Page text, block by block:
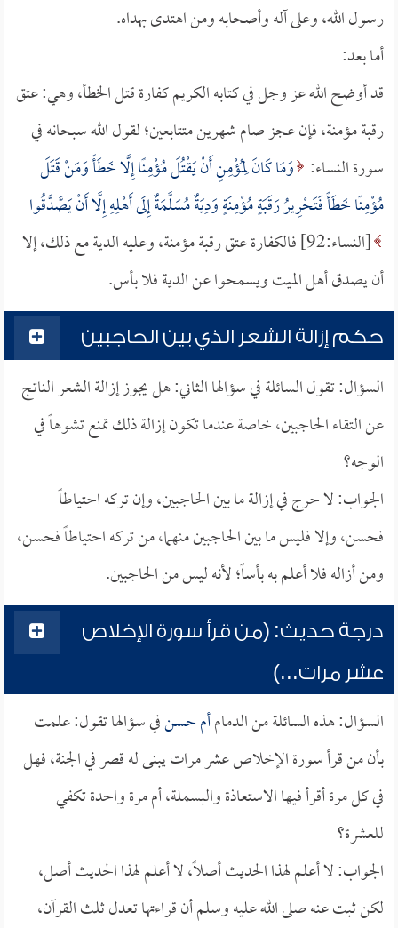
رسول الله، وعلى آله وأصحابه ومن اهتدى بهداه.
أما بعد:
قد أوضح الله عز وجل في كتابه الكريم كفارة قتل الخطأ، وهي: عتق
رقبة مؤمنة، فإن عجز صام شهرين متتابعين؛ لقول الله سبحانه في
سورة النساء: وَمَا كَانَ لِمُؤْمِنٍ أَنْ يَقْتُلَ مُؤْمِنًا إِلَّا خَطَأً وَمَنْ قَتَلَ
مُؤْمِنًا خَطَأً فَتَحْرِيرُ رَقَبَةٍ مُؤْمِنَةٍ وَدِيَةٌ مُسَلَّمَةٌ إِلَى أَهْلِهِ إِلَّا أَنْ يَصَّدَّقُوا
[النساء:92] فالكفارة عتق رقبة مؤمنة، وعليه الدية مع ذلك، إلا
أن يصدق أهل الميت ويسمحوا عن الدية فلا بأس.
حكم إزالة الشعر الذي بين الحاجبين
السؤال: تقول السائلة في سؤالها الثاني: هل يجوز إزالة الشعر الناتج
عن التقاء الحاجبين، خاصة عندما تكون إزالة ذلك تمنع تشوهاً في
الوجه؟
الجواب: لا حرج في إزالة ما بين الحاجبين، وإن تركه احتياطاً
فحسن، وإلا فليس ما بين الحاجبين منهما، من تركه احتياطاً فحسن،
ومن أزاله فلا أعلم به بأساً؛ لأنه ليس من الحاجبين.
درجة حديث: (من قرأ سورة الإخلاص
عشر مرات...)
السؤال: هذه السائلة من الدمامأم حسنفي سؤالها تقول: علمت
بأن من قرأ سورة الإخلاص عشر مرات يبنى له قصر في الجنة، فهل
في كل مرة أقرأ فيها الاستعاذة والبسملة، أم مرة واحدة تكفي
للعشرة؟
الجواب: لا أعلم لهذا الحديث أصلاً، لا أعلم لهذا الحديث أصل،
لكن ثبت عنه صلى الله عليه وسلم أن قراءتها تعدل ثلث القرآن،